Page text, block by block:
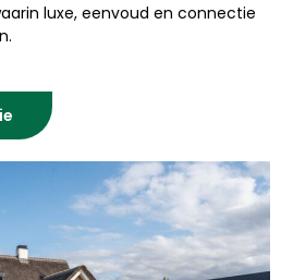
luxe, eenvoud en connectie